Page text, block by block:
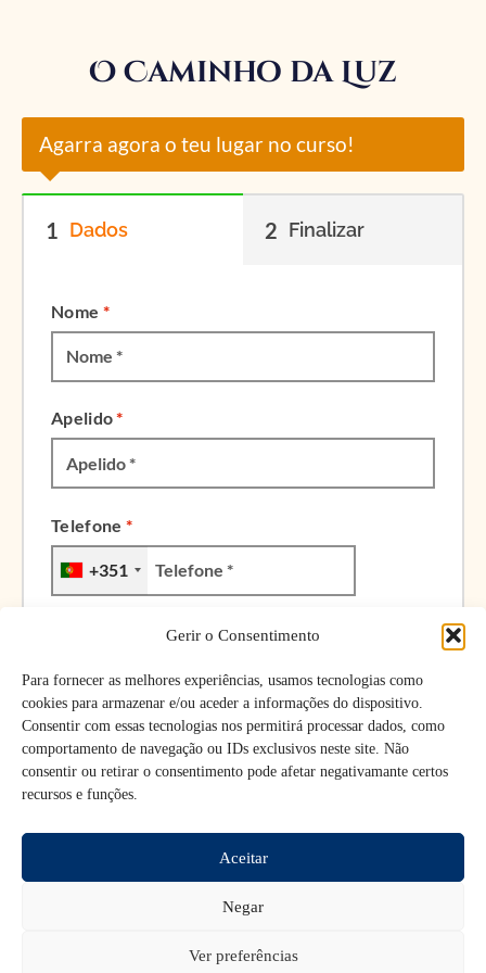
Gerir o Consentimento
Para fornecer as melhores experiências, usamos tecnologias como
cookies para armazenar e/ou aceder a informações do dispositivo.
Consentir com essas tecnologias nos permitirá processar dados, como
comportamento de navegação ou IDs exclusivos neste site. Não
consentir ou retirar o consentimento pode afetar negativamante certos
recursos e funções.
Aceitar
Negar
Ver preferências
O Caminho da Luz
Agarra agora o teu lugar no curso!
1 Dados 2 Finalizar
Nome *
Apelido*
Telefone *
+351
Endereço de email *
Número de contribuinte (NIF/NIPC)(opcional)
Próximo passo!
Está quase...